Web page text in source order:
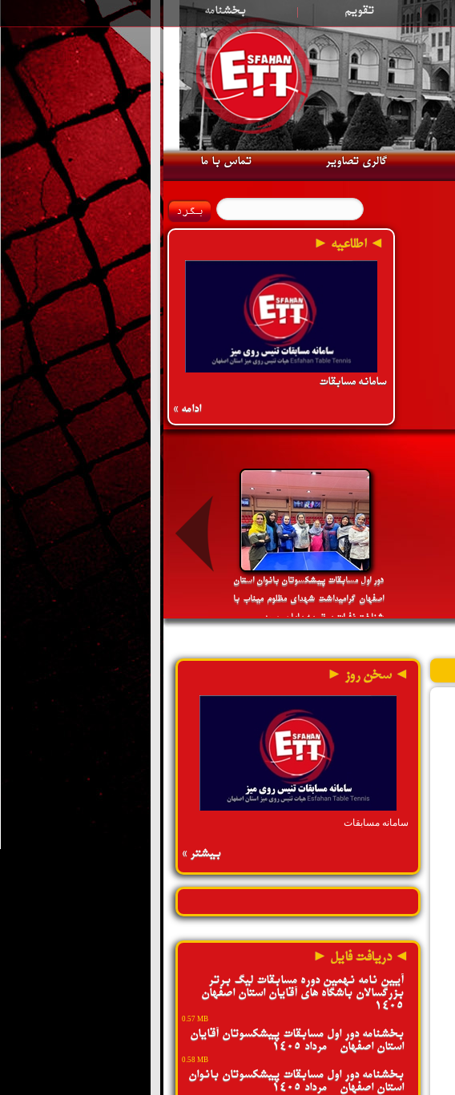
| تقویم | بخشنامه
گالری تصاویر تماس با ما
◄ اطلاعیه ►
سامانه مسابقات
ادامه »
دور اول مسابقات پیشکسوتان بانوان استان
اصفهان گرامیداشت شهدای مظلوم میناب با
شناخت نفرات برتر به پایان رسید
◄ سخن روز ►
سامانه مسابقات
بیشتر »
◄ دریافت فایل ►
آیین نامه نهمین دوره مسابقات لیگ برتر
بزرگسالان باشگاه های آقایان استان اصفهان -
1405
0.57 MB
بخشنامه دور اول مسابقات پیشکسوتان آقایان
استان اصفهان - مرداد 1405
0.58 MB
بخشنامه دور اول مسابقات پیشکسوتان بانوان
استان اصفهان - مرداد 1405